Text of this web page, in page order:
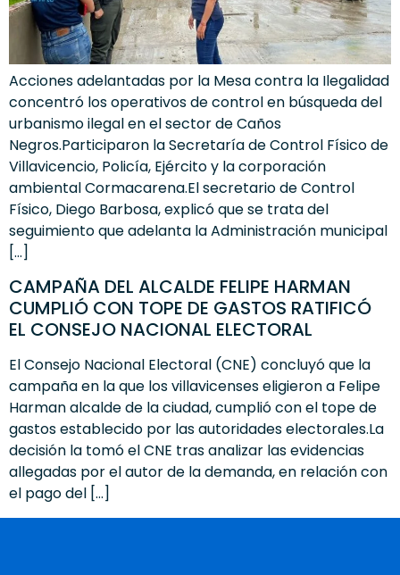
Acciones adelantadas por la Mesa contra la Ilegalidad
concentró los operativos de control en búsqueda del
urbanismo ilegal en el sector de Caños
Negros.Participaron la Secretaría de Control Físico de
Villavicencio, Policía, Ejército y la corporación
ambiental Cormacarena.El secretario de Control
Físico, Diego Barbosa, explicó que se trata del
seguimiento que adelanta la Administración municipal
[…]
CAMPAÑA DEL ALCALDE FELIPE HARMAN
CUMPLIÓ CON TOPE DE GASTOS RATIFICÓ
EL CONSEJO NACIONAL ELECTORAL
El Consejo Nacional Electoral (CNE) concluyó que la
campaña en la que los villavicenses eligieron a Felipe
Harman alcalde de la ciudad, cumplió con el tope de
gastos establecido por las autoridades electorales.La
decisión la tomó el CNE tras analizar las evidencias
allegadas por el autor de la demanda, en relación con
el pago del […]